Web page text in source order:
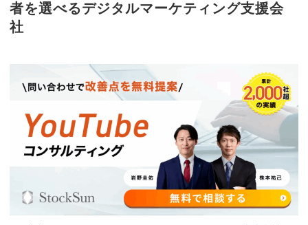
者を選べるデジタルマーケティング支援会
社